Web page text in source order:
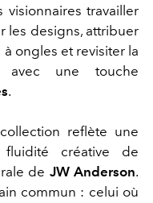
travailler
les designs, attribuer
ongles et revisiter la
une touche
.
reflète une
créative de
de JW Anderson.
commun : celui où